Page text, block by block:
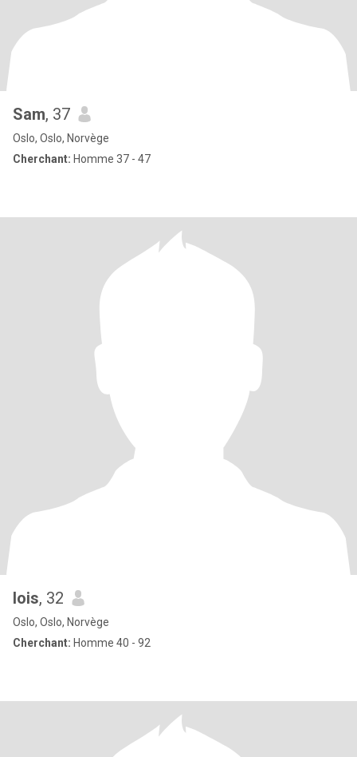
Sam, 37
Oslo, Oslo, Norvège
Cherchant: Homme 37 - 47
lois, 32
Oslo, Oslo, Norvège
Cherchant: Homme 40 - 92